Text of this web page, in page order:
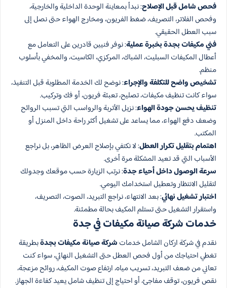
فحص شامل قبل الإصلاح: نبدأ بمعاينة الوحدة الداخلية والخارجية،
وفحص الفلاتر، التصريف، ضغط الفريون، ومخارج الهواء حتى نصل إلى
سبب العطل الحقيقي.
فني مكيفات بجدة بخبرة عملية: نوفر فنيين قادرين على التعامل مع
أعطال المكيفات السبليت، الشباك، المركزي، الكاسيت، والمخفي بأسلوب
منظم.
تشخيص واضح للتكلفة والإجراء: نوضح لك الخدمة المطلوبة قبل التنفيذ،
سواء كانت تنظيف مكيفات، تصليح، تعبئة فريون، أو فك وتركيب.
تنظيف يحسن جودة الهواء: نزيل الأتربة والرواسب التي تسبب الروائح
وضعف دفع الهواء، مما يساعد على تشغيل أكثر راحة داخل المنزل أو
المكتب.
اهتمام بتقليل تكرار العطل: لا نكتفي بإصلاح العرض الظاهر، بل نراجع
الأسباب التي قد تعيد المشكلة مرة أخرى.
سرعة الوصول داخل أحياء جدة: نرتب الزيارة حسب موقعك وجدولك
لتقليل الانتظار وتعطيل استخدامك اليومي.
اختبار تشغيل نهائي: بعد الانتهاء، نراجع التبريد، الصوت، التصريف،
واستقرار التشغيل حتى تستلم المكيف بحالة مطمئنة.
خدمات شركة صيانة مكيفات في جدة
نقدم في شركة اركان الشامل خدمات شركة صيانة مكيفات بجدةبطريقة
تغطي احتياجك من أول فحص العطل حتى التشغيل النهائي، سواء كنت
تعاني من ضعف التبريد، تسريب مياه، ارتفاع صوت المكيف، روائح مزعجة،
نقص فريون، توقف مفاجئ، أو احتياج إلى تنظيف شامل يعيد كفاءة الجهاز.